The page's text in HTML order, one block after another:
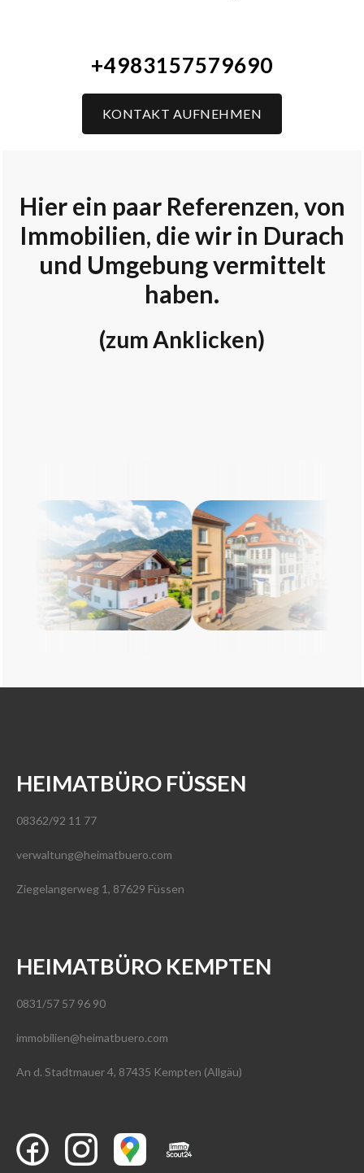
+4983157579690
KONTAKT AUFNEHMEN
Hier ein paar Referenzen, von
Immobilien, die wir in Durach
und Umgebung vermittelt
haben.
(zum Anklicken)
HEIMATBÜRO FÜSSEN
08362/92 11 77
verwaltung@heimatbuero.com
Ziegelangerweg 1, 87629 Füssen
HEIMATBÜRO KEMPTEN
0831/57 57 96 90
immobilien@heimatbuero.com
An d. Stadtmauer 4, 87435 Kempten (Allgäu)